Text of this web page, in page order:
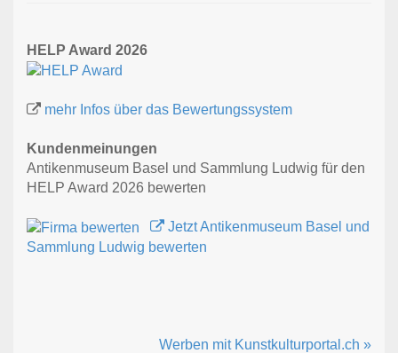
HELP Award 2026
mehr Infos über das Bewertungssystem
Kundenmeinungen
Antikenmuseum Basel und Sammlung Ludwig für den
HELP Award 2026 bewerten
Jetzt Antikenmuseum Basel und
Sammlung Ludwig bewerten
Werben mit Kunstkulturportal.ch »